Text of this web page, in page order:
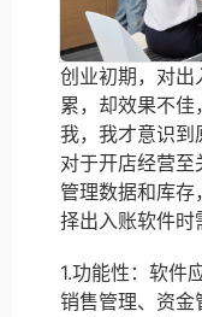
创业初期，对出
累，却效果不佳
我，我才意识到
对于开店经营
管理数据和库
择出入账软件时
1.功能性：软件
销售管理、资金